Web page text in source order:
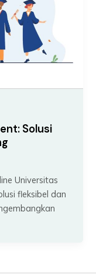
Solusi
Universitas
fleksibel dan